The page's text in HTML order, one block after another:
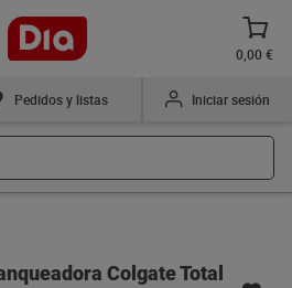
0,00 €
Pedidos y listas Iniciar sesión
Colgate Total